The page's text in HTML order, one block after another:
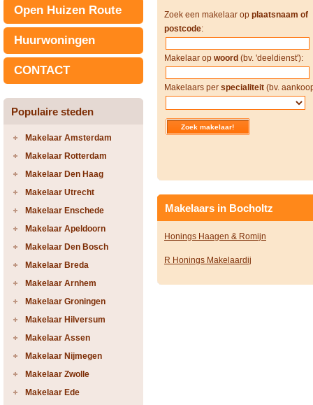
Open Huizen Route
Huurwoningen
CONTACT
Populaire steden
Makelaar Amsterdam
Makelaar Rotterdam
Makelaar Den Haag
Makelaar Utrecht
Makelaar Enschede
Makelaar Apeldoorn
Makelaar Den Bosch
Makelaar Breda
Makelaar Arnhem
Makelaar Groningen
Makelaar Hilversum
Makelaar Assen
Makelaar Nijmegen
Makelaar Zwolle
Makelaar Ede
Zoek een makelaar op plaatsnaam of
postcode:
Makelaar op woord (bv. 'deeldienst'):
Makelaars per specialiteit (bv.
Makelaars in Bocholtz
Honings Haagen & Romijn
R Honings Makelaardij